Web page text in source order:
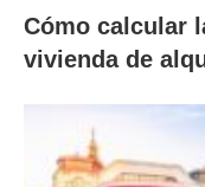
Cómo calcular
vivienda de